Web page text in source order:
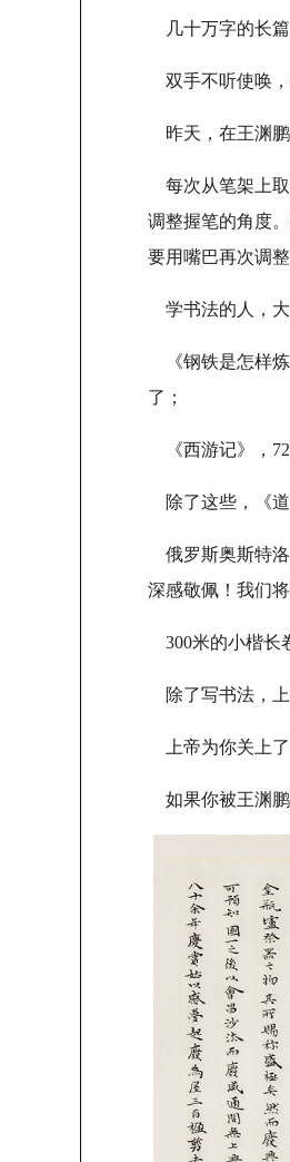
几十万字的长篇
双手不听使唤，
昨天，在王渊鹏
每次从笔架上取
调整握笔的角度
要用嘴巴再次调整
学书法的人，大
《钢铁是怎样炼
了；
《西游记》，72
除了这些，《道
俄罗斯奥斯特洛
深感敬佩！我们
300米的小楷长
除了写书法，上
上帝为你关上了
如果你被王渊鹏